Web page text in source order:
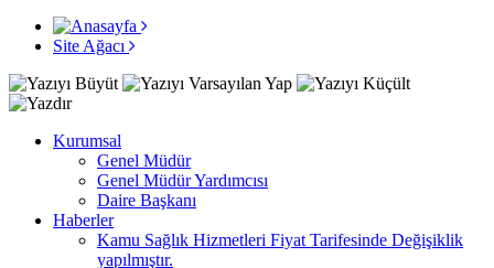
Site Ağacı
Kurumsal
Genel Müdür
Genel Müdür Yardımcısı
Daire Başkanı
Haberler
Kamu Sağlık Hizmetleri Fiyat Tarifesinde Değişiklik
yapılmıştır.